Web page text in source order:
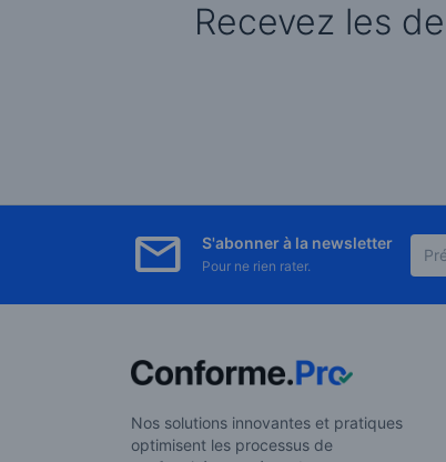
Recevez les
S'abonner à la newsletter
Pour ne rien rater.
Nos solutions innovantes et pratiques
optimisent les processus de